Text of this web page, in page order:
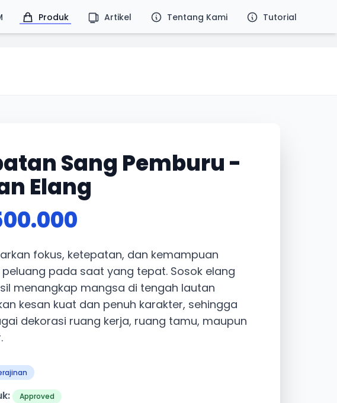
Produk Artikel Tentang Kami Tutorial
Sang Pemburu -
Elang
fokus, ketepatan, dan kemampuan
pada saat yang tepat. Sosok elang
menangkap mangsa di tengah lautan
kesan kuat dan penuh karakter, sehingga
dekorasi ruang kerja, ruang tamu, maupun
Approved